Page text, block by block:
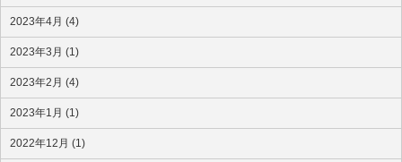
2023年4月 (4)
2023年3月 (1)
2023年2月 (4)
2023年1月 (1)
2022年12月 (1)